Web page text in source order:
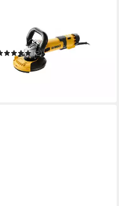
Winkelschleifer 1500W
(2)
ab 239,99 € UVP